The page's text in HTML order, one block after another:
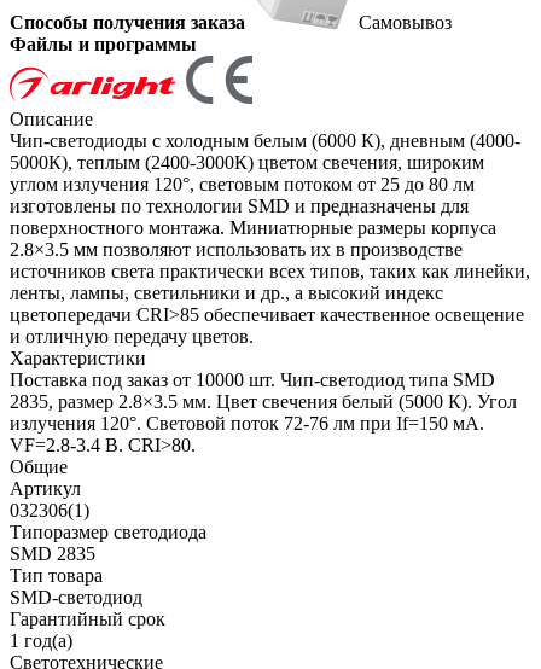
Способы получения заказа
Самовывоз
Файлы и программы
Описание
Чип-светодиоды с холодным белым (6000 К), дневным (4000-
5000К), теплым (2400-3000К) цветом свечения, широким
углом излучения 120°, световым потоком от 25 до 80 лм
изготовлены по технологии SMD и предназначены для
поверхностного монтажа. Миниатюрные размеры корпуса
2.8×3.5 мм позволяют использовать их в производстве
источников света практически всех типов, таких как линейки,
ленты, лампы, светильники и др., а высокий индекс
цветопередачи CRI>85 обеспечивает качественное освещение
и отличную передачу цветов.
Характеристики
Поставка под заказ от 10000 шт. Чип-светодиод типа SMD
2835, размер 2.8×3.5 мм. Цвет свечения белый (5000 К). Угол
излучения 120°. Световой поток 72-76 лм при If=150 мА.
VF=2.8-3.4 В. CRI>80.
Общие
Артикул
032306(1)
Типоразмер светодиода
SMD 2835
Тип товара
SMD-светодиод
Гарантийный срок
1 год(а)
Светотехнические